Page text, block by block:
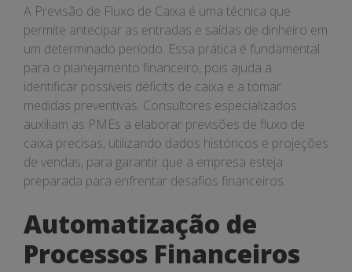
A Previsão de Fluxo de Caixa é uma técnica que
permite antecipar as entradas e saídas de dinheiro em
um determinado período. Essa prática é fundamental
para o planejamento financeiro, pois ajuda a
identificar possíveis déficits de caixa e a tomar
medidas preventivas. Consultores especializados
auxiliam as PMEs a elaborar previsões de fluxo de
caixa precisas, utilizando dados históricos e projeções
de vendas, para garantir que a empresa esteja
preparada para enfrentar desafios financeiros.
Automatização de
Processos Financeiros